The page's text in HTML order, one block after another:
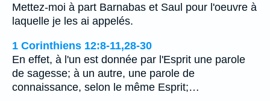
Mettez-moi à part Barnabas et Saul pour l'oeuvre à
laquelle je les ai appelés.
1 Corinthiens 12:8-11,28-30
En effet, à l'un est donnée par l'Esprit une parole
de sagesse; à un autre, une parole de
connaissance, selon le même Esprit;…